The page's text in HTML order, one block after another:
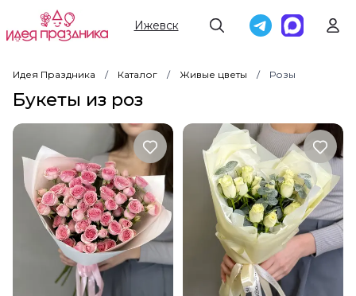
Ижевск
Идея Праздника Каталог Живые цветы Розы
Фильтры До 2000 101 роза 25 роз Красные Синие
Букеты из роз